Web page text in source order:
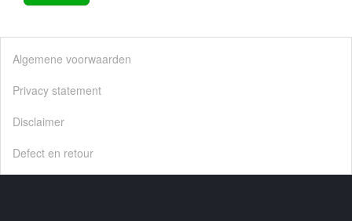
Algemene voorwaarden
Privacy statement
Disclaimer
Defect en retour